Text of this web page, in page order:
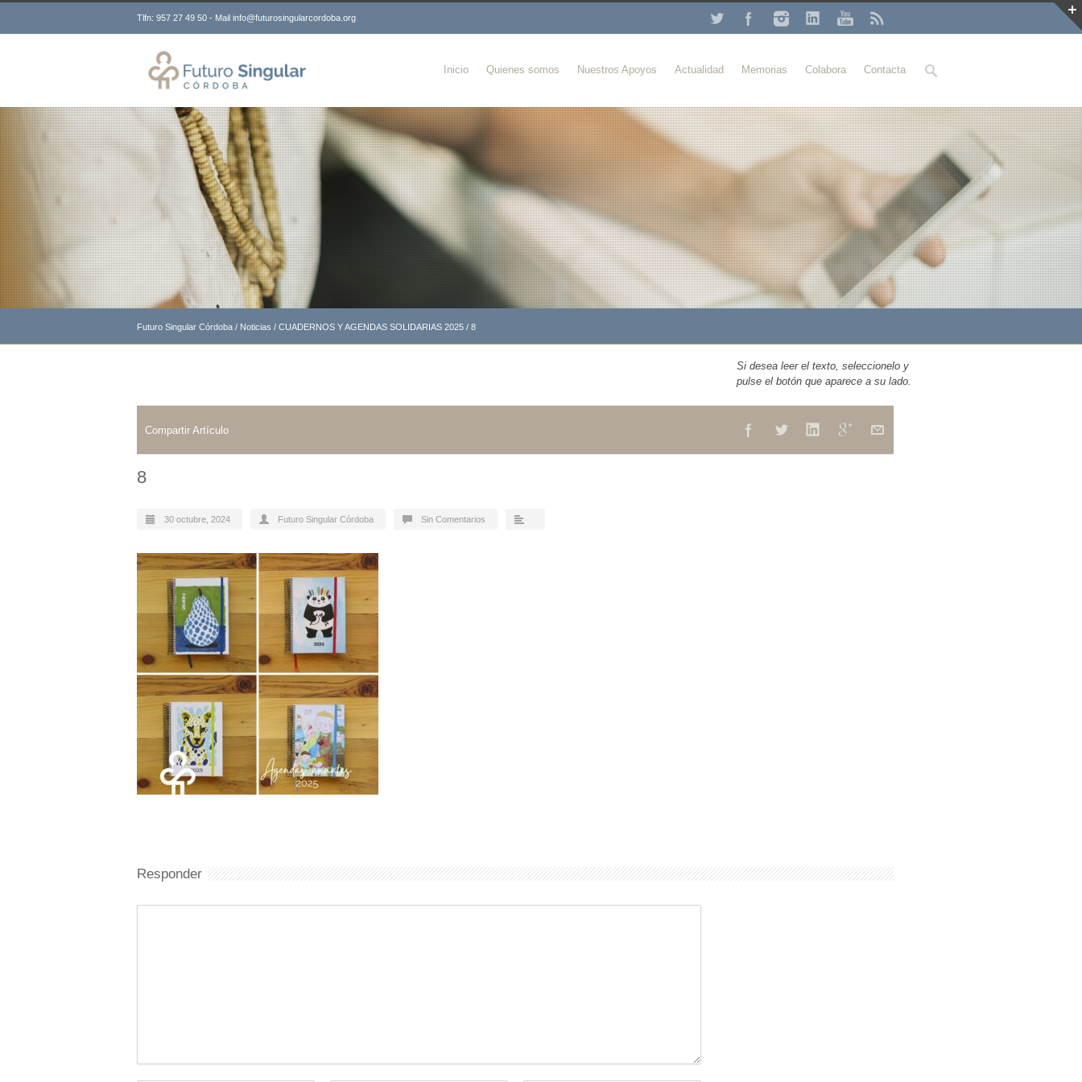
Tlfn: 957 27 49 50 - Mail info@futurosingularcordoba.org
Buscar
Inicio Quienes somos Nuestros Apoyos Actualidad Memorias Colabora Contacta
Futuro Singular Córdoba / Noticias / CUADERNOS Y AGENDAS SOLIDARIAS 2025 / 8
Si desea leer el texto, seleccionelo y
pulse el botón que aparece a su lado.
Compartir Artículo
8
30 octubre, 2024 Futuro Singular Córdoba Sin Comentarios
Responder